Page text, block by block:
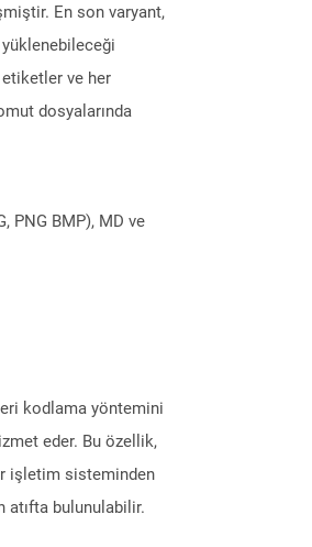
En son varyant,
etiketler ve her
dosyalarında
PNG BMP), MD ve
kodlama yöntemini
eder. Bu özellik,
işletim sisteminden
bulunulabilir.